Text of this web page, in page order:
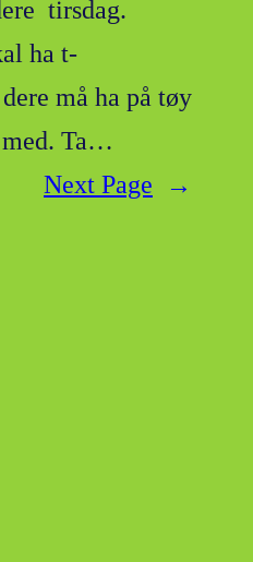
tirsdag.
ha t-
må ha på tøy
med. Ta…
Next Page
→